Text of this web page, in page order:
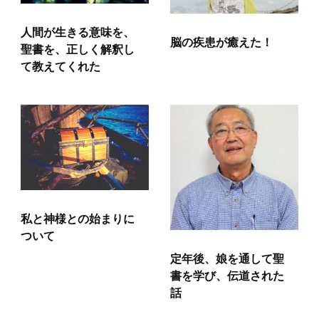
人間が生きる意味を、
聖書を、正しく解釈し
て教えてくれた
脳の疾患が癒えた！
私と神様との始まりに
ついて
定年後、娘を通して聖
書を学び、伝道された
話